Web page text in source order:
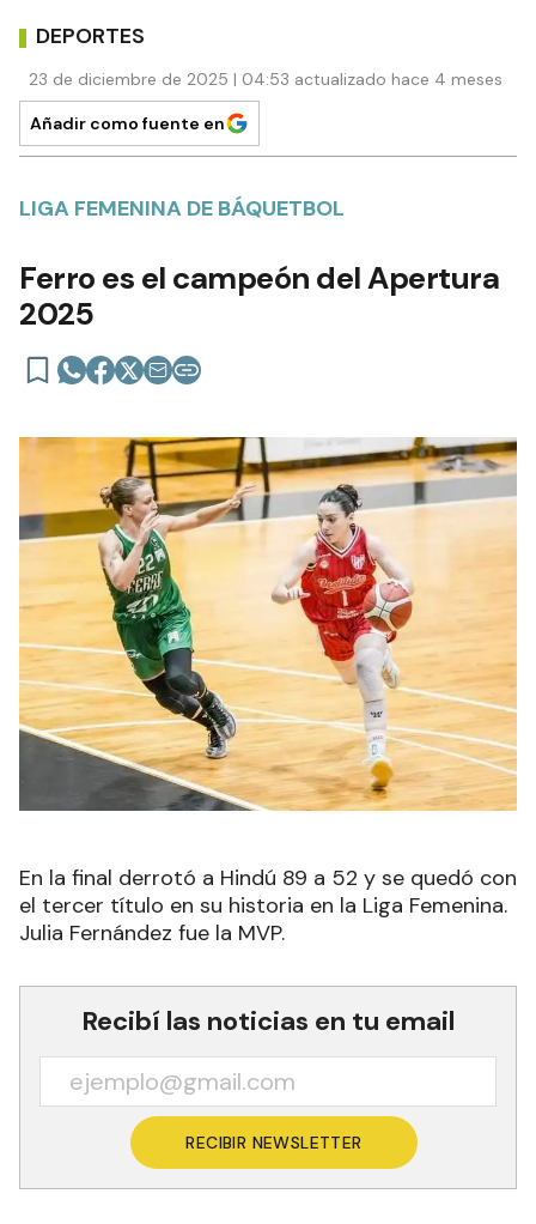
DEPORTES
23 de diciembre de 2025 | 04:53 actualizado hace 4 meses
Añadir como fuente en
LIGA FEMENINA DE BÁQUETBOL
Ferro es el campeón del Apertura
2025
En la final derrotó a Hindú 89 a 52 y se quedó con
el tercer título en su historia en la Liga Femenina.
Julia Fernández fue la MVP.
Recibí las noticias en tu email
RECIBIR NEWSLETTER